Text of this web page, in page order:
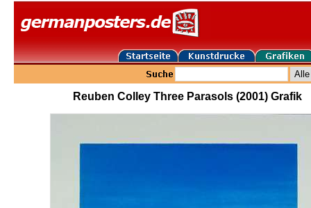
Reuben Colley Three Parasols (2001) Grafik